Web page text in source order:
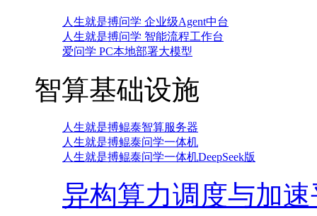
人生就是搏问学 企业级Agent中台
人生就是搏问学 智能流程工作台
爱问学 PC本地部署大模型
智算基础设施
人生就是搏鲲泰智算服务器
人生就是搏鲲泰问学一体机
人生就是搏鲲泰问学一体机DeepSeek版
异构算力调度与加